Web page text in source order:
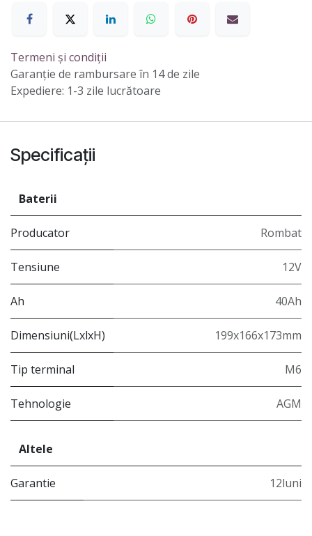
Termeni și condiții
Garanție de rambursare în 14 de zile
Expediere: 1-3 zile lucrătoare
Specificații
Baterii
Producator Rombat
Tensiune 12V
Ah 40Ah
Dimensiuni(LxlxH) 199x166x173mm
Tip terminal M6
Tehnologie AGM
Altele
Garantie 12luni